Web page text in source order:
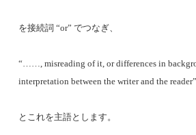
を接続詞 “or” でつなぎ、
“……, misreading of it, or differences in
interpretation between the writer and the reader”
とこれを主語とします。